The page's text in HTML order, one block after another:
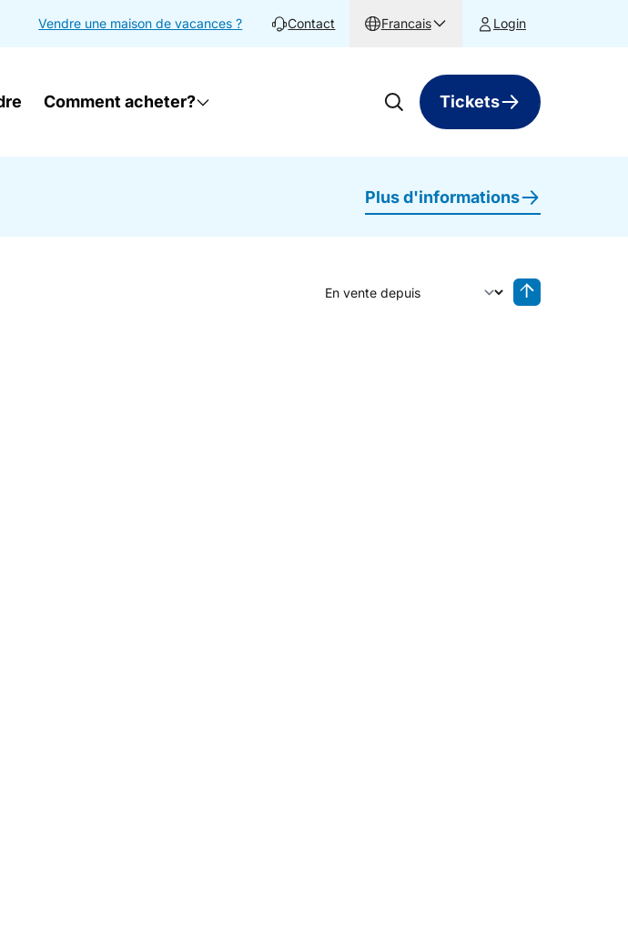
Vendre une maison de vacances ? Contact Francais Login
Comment acheter? Tickets
Plus d'informations
Trier par